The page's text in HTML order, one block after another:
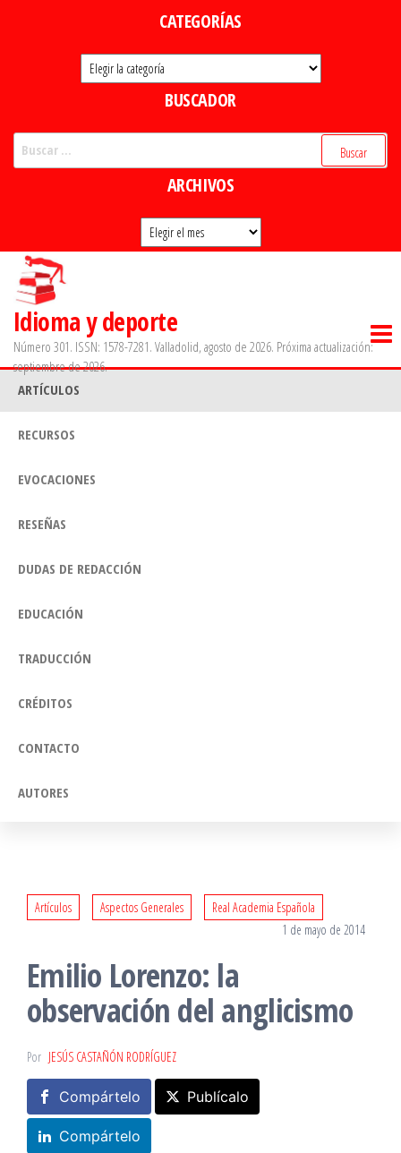
CATEGORÍAS
Categorías
BUSCADOR
ARCHIVOS
Archivos
Idioma y deporte
Número 301. ISSN: 1578-7281. Valladolid, agosto de 2026. Próxima actualización:
septiembre de 2026.
ARTÍCULOS
RECURSOS
EVOCACIONES
RESEÑAS
DUDAS DE REDACCIÓN
EDUCACIÓN
TRADUCCIÓN
CRÉDITOS
CONTACTO
AUTORES
Artículos Aspectos Generales
Real Academia Española
1 de mayo de 2014
Emilio Lorenzo: la
observación del anglicismo
Por JESÚS CASTAÑÓN RODRÍGUEZ
Compártelo Publícalo
Compártelo